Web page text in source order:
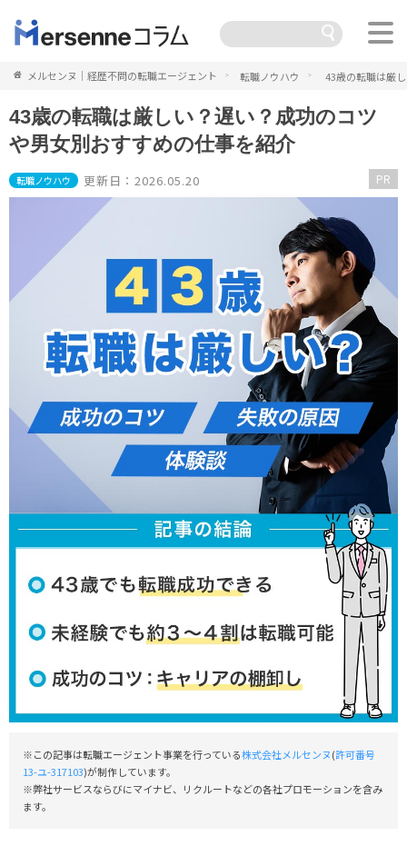
メルセンヌ｜経歴不問の転職エージェント 転職ノウハウ 43歳の転職は厳
43歳の転職は厳しい？遅い？成功のコツ
や男女別おすすめの仕事を紹介
転職ノウハウ 更新日：2026.05.20 PR
※この記事は転職エージェント事業を行っている株式会社メルセンヌ(許可番号
13-ユ-317103)が制作しています。
※弊社サービスならびにマイナビ、リクルートなどの各社プロモーションを含み
ます。